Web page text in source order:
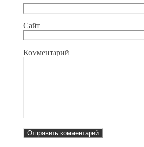
Сайт
Комментарий